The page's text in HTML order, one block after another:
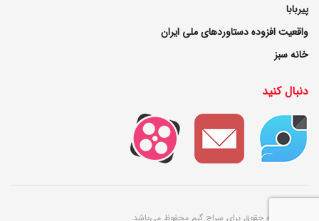
پیربابا
واقعیت افزوده دستاوردهای ملی ایران
خانه سبز
دنبال کنید